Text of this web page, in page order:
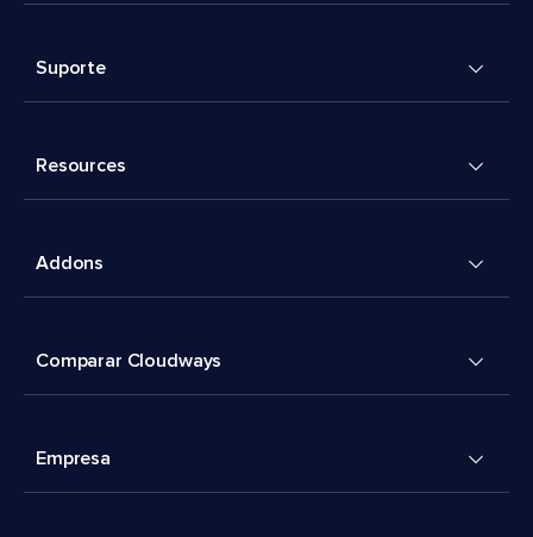
Suporte
Resources
Addons
Comparar Cloudways
Empresa